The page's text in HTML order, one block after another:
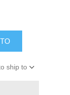
ship to